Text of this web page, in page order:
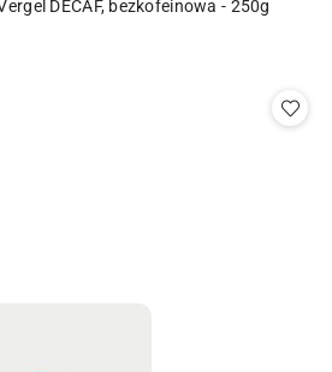
DECAF, bezkofeinowa - 250g